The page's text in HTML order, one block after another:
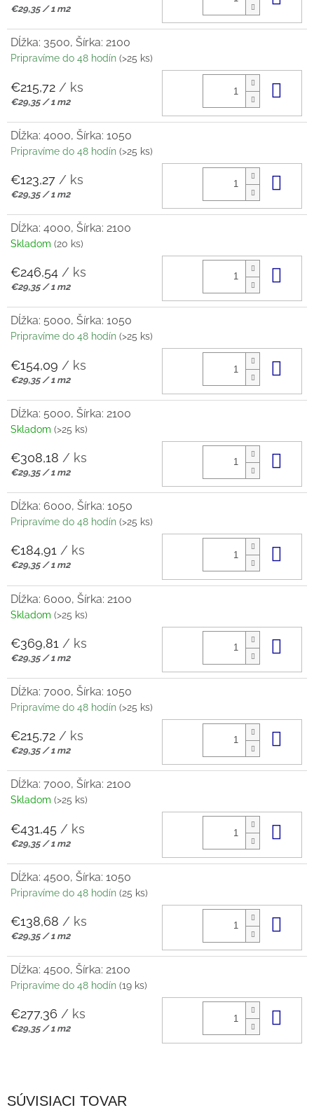
SÚVISIACI TOVAR
Jednotková
€29,35 / 1 m2
Dĺžka: 3500, Šírka: 2100
Pripravíme do 48 hodín (>25 ks)
€215,72 / ks
Jednotková
€29,35 / 1 m2
Dĺžka: 4000, Šírka: 1050
Pripravíme do 48 hodín (>25 ks)
€123,27 / ks
Jednotková
€29,35 / 1 m2
Dĺžka: 4000, Šírka: 2100
Skladom (20 ks)
€246,54 / ks
Jednotková
€29,35 / 1 m2
Dĺžka: 5000, Šírka: 1050
Pripravíme do 48 hodín (>25 ks)
€154,09 / ks
Jednotková
€29,35 / 1 m2
Dĺžka: 5000, Šírka: 2100
Skladom (>25 ks)
€308,18 / ks
Jednotková
€29,35 / 1 m2
Dĺžka: 6000, Šírka: 1050
Pripravíme do 48 hodín (>25 ks)
€184,91 / ks
Jednotková
€29,35 / 1 m2
Dĺžka: 6000, Šírka: 2100
Skladom (>25 ks)
€369,81 / ks
Jednotková
€29,35 / 1 m2
Dĺžka: 7000, Šírka: 1050
Pripravíme do 48 hodín (>25 ks)
€215,72 / ks
Jednotková
€29,35 / 1 m2
Dĺžka: 7000, Šírka: 2100
Skladom (>25 ks)
€431,45 / ks
Jednotková
€29,35 / 1 m2
Dĺžka: 4500, Šírka: 1050
Pripravíme do 48 hodín (25 ks)
€138,68 / ks
Jednotková
€29,35 / 1 m2
Dĺžka: 4500, Šírka: 2100
Pripravíme do 48 hodín (19 ks)
€277,36 / ks
Jednotková
€29,35 / 1 m2